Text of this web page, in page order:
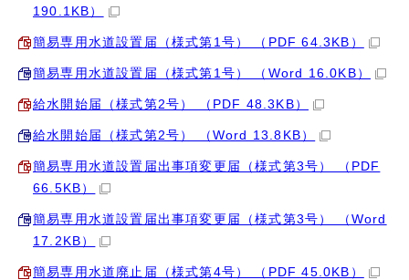
190.1KB）
簡易専用水道設置届（様式第1号） （PDF 64.3KB）
簡易専用水道設置届（様式第1号） （Word 16.0KB）
給水開始届（様式第2号） （PDF 48.3KB）
給水開始届（様式第2号） （Word 13.8KB）
簡易専用水道設置届出事項変更届（様式第3号） （PDF
66.5KB）
簡易専用水道設置届出事項変更届（様式第3号） （Word
17.2KB）
簡易専用水道廃止届（様式第4号） （PDF 45.0KB）